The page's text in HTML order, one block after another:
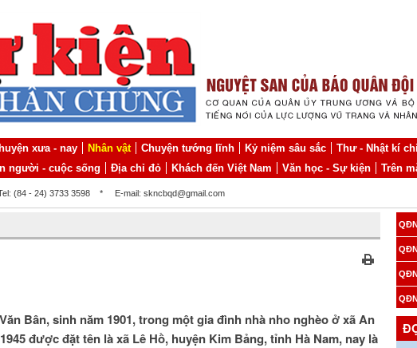
xưa - nay Nhân vật Chuyện tướng lĩnh Kỷ niệm sâu sắc Thư - Nhật kí
người - cuộc sống Địa chỉ đỏ Khách đến Việt Nam Văn học - Sự kiện Trên
(84 - 24) 3733 3598 * E-mail: skncbqd@gmail.com
Bân, sinh năm 1901, trong một gia đình nhà nho nghèo ở xã An
được đặt tên là xã Lê Hồ, huyện Kim Bảng, tỉnh Hà Nam, nay là